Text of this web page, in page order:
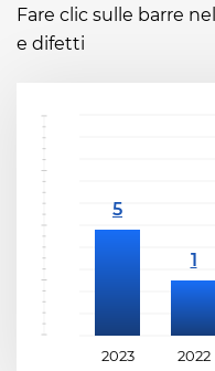
Fare clic sulle barre
e difetti
2023 2022